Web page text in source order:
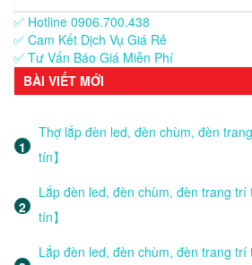
✅ Hotline 0906.700.438
✅ Cam Kết Dịch Vụ Giá Rẻ
✅ Tư Vấn Báo Giá Miễn Phí
BÀI VIẾT MỚI
Thợ lắp đèn led, đèn chùm, đèn
tín】
Lắp đèn led, đèn chùm, đèn trang trí
tín】
Lắp đèn led, đèn chùm, đèn trang trí